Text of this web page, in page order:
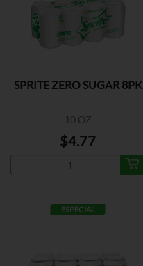
SPRITE ZERO SUGAR 8PK
10 OZ
$4.77
ESPECIAL